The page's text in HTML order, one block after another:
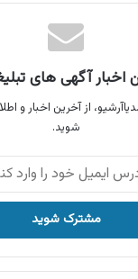
اخبار آگهی های
از آخرین اخبار و
شوید.